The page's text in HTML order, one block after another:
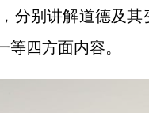
分别讲解道德及
四方面内容。